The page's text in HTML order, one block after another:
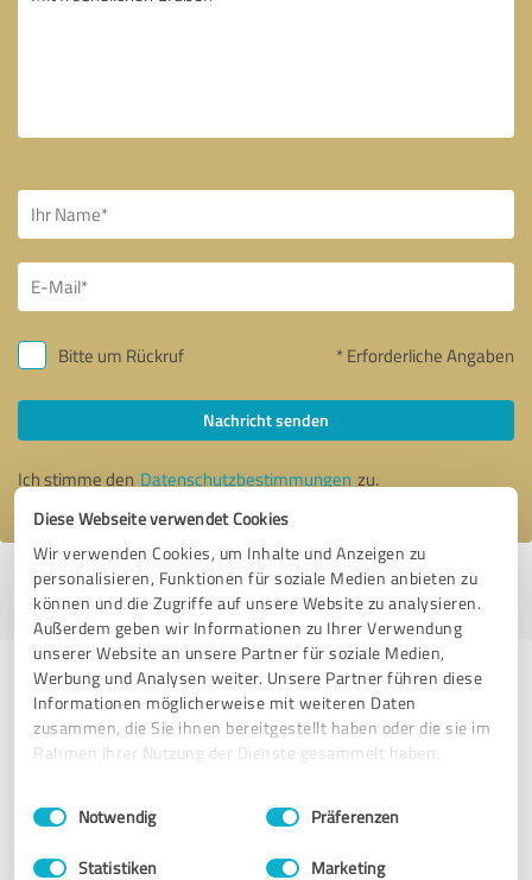
Diese Webseite verwendet Cookies
Wir verwenden Cookies, um Inhalte und Anzeigen zu
personalisieren, Funktionen für soziale Medien anbieten zu
können und die Zugriffe auf unsere Website zu analysieren.
Außerdem geben wir Informationen zu Ihrer Verwendung
unserer Website an unsere Partner für soziale Medien,
Werbung und Analysen weiter. Unsere Partner führen diese
Informationen möglicherweise mit weiteren Daten
zusammen, die Sie ihnen bereitgestellt haben oder die sie im
Rahmen Ihrer Nutzung der Dienste gesammelt haben.
Impressum Datenschutzbestimmungen
Einwilligungsauswahl
Notwendig Präferenzen
Statistiken Marketing
Bitte um Rückruf * Erforderliche Angaben
Nachricht senden
Ich stimme den Datenschutzbestimmungen zu.
Profil aktiv seit 05.10.2019 |Letzte Aktualisierung: 31.01.2025|Profil
melden
Erfahrungen zu weiteren
Anbietern aus dem Bereich
Dienstleistungen
Rudolph Umzüge Hamburg